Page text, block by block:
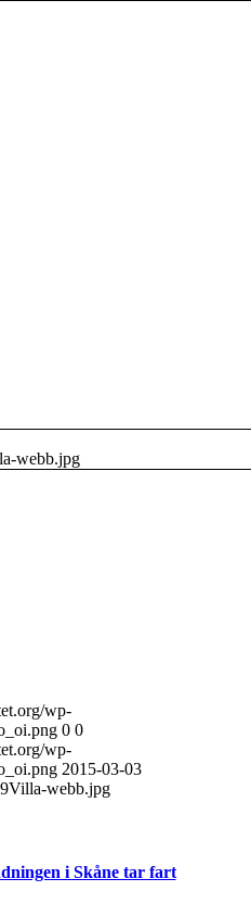
webb.jpg
wp-
0 0
wp-
2015-03-03
Villa-webb.jpg
i Skåne tar fart